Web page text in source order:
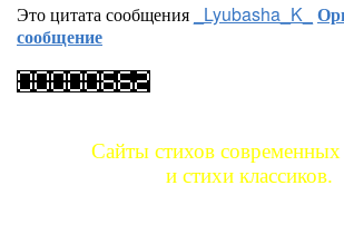
Это цитата сообщения
_Lyubasha_K_
сообщение
Сайты стихов современных
и стихи классиков.